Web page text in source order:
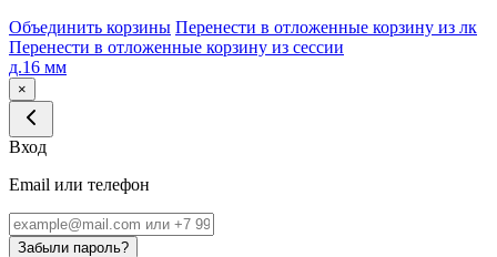
Объединить корзины Перенести в отложенные корзину из лк
Перенести в отложенные корзину из сессии
д.16 мм
×
Вход
Email или телефон
Забыли пароль?